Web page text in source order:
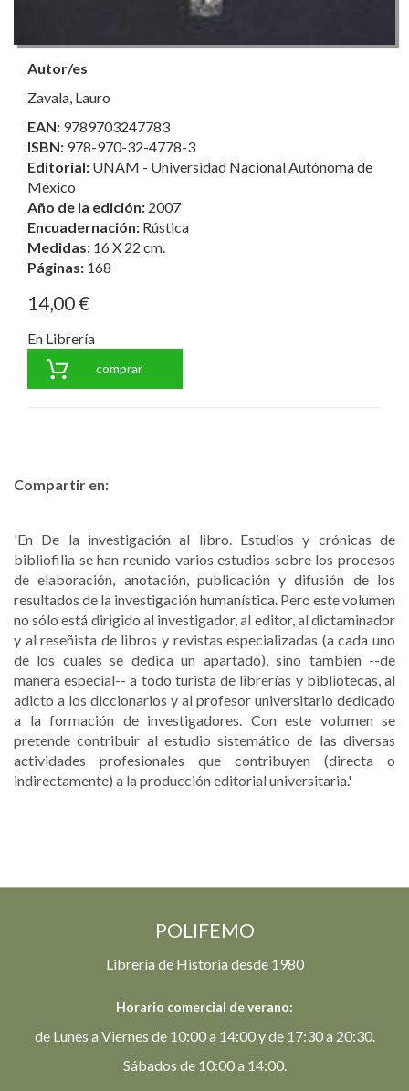
Autor/es
Zavala, Lauro
EAN: 9789703247783
ISBN: 978-970-32-4778-3
Editorial: UNAM - Universidad Nacional Autónoma de
México
Año de la edición: 2007
Encuadernación: Rústica
Medidas: 16 X 22 cm.
Páginas: 168
14,00 €
En Librería
comprar
Compartir en:
'En De la investigación al libro. Estudios y crónicas de
bibliofilia se han reunido varios estudios sobre los procesos
de elaboración, anotación, publicación y difusión de los
resultados de la investigación humanística. Pero este volumen
no sólo está dirigido al investigador, al editor, al dictaminador
y al reseñista de libros y revistas especializadas (a cada uno
de los cuales se dedica un apartado), sino también --de
manera especial-- a todo turista de librerías y bibliotecas, al
adicto a los diccionarios y al profesor universitario dedicado
a la formación de investigadores. Con este volumen se
pretende contribuir al estudio sistemático de las diversas
actividades profesionales que contribuyen (directa o
indirectamente) a la producción editorial universitaria.'
POLIFEMO
Librería de Historia desde 1980
Horario comercial de verano:
de Lunes a Viernes de 10:00 a 14:00 y de 17:30 a 20:30.
Sábados de 10:00 a 14:00.